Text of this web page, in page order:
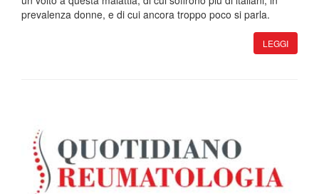
prevalenza donne, e di cui ancora troppo poco si parla.
LEGGI